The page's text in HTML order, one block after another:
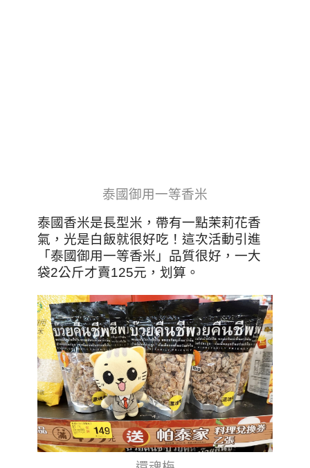
泰國御用一等香米
泰國香米是長型米，帶有一點茉莉花香
氣，光是白飯就很好吃！這次活動引進
「泰國御用一等香米」品質很好，一大
袋2公斤才賣125元，划算。